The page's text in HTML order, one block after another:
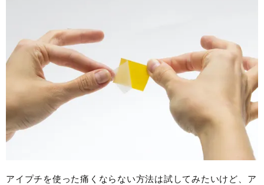
アイプチを使った痛くならない方法は試してみたいけど、ア